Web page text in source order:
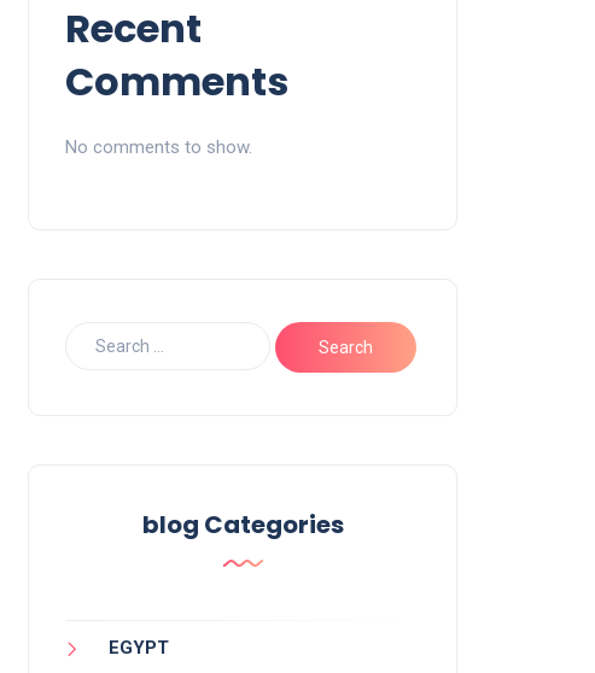
Recent
Comments
No comments to show.
blog Categories
EGYPT